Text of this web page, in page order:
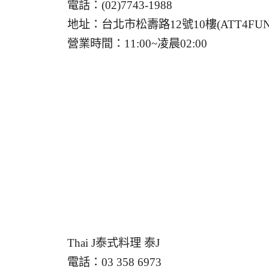
電話：(02)7743-1988
地址：台北市松壽路12號10樓
營業時間：11:00~凌晨02:00
Thai J泰式料理 泰J
電話：03 358 6973